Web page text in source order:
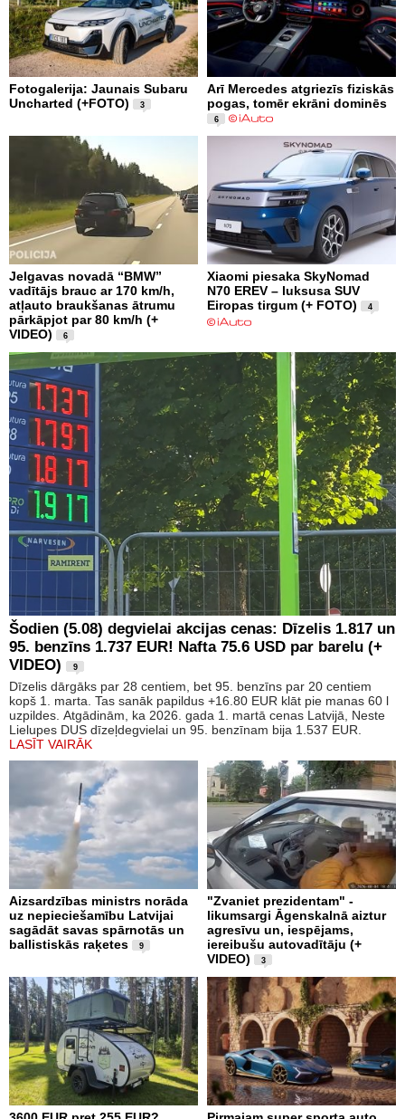
Fotogalerija: Jaunais Subaru
Uncharted (+FOTO)
3
Arī Mercedes atgriezīs fiziskās
pogas, tomēr ekrāni dominēs
6
Jelgavas novadā “BMW”
vadītājs brauc ar 170 km/h,
atļauto braukšanas ātrumu
pārkāpjot par 80 km/h (+
VIDEO)
6
Xiaomi piesaka SkyNomad
N70 EREV – luksusa SUV
Eiropas tirgum (+ FOTO)
4
Šodien (5.08) degvielai akcijas cenas: Dīzelis 1.817 un
95. benzīns 1.737 EUR! Nafta 75.6 USD par barelu (+
VIDEO)
9
Dīzelis dārgāks par 28 centiem, bet 95. benzīns par 20 centiem
kopš 1. marta. Tas sanāk papildus +16.80 EUR klāt pie manas 60 l
uzpildes. Atgādinām, ka 2026. gada 1. martā cenas Latvijā, Neste
Lielupes DUS dīzeļdegvielai un 95. benzīnam bija 1.537 EUR.
LASĪT VAIRĀK
Aizsardzības ministrs norāda
uz nepieciešamību Latvijai
sagādāt savas spārnotās un
ballistiskās raķetes
9
"Zvaniet prezidentam" -
likumsargi Āgenskalnā aiztur
agresīvu un, iespējams,
iereibušu autovadītāju (+
VIDEO)
3